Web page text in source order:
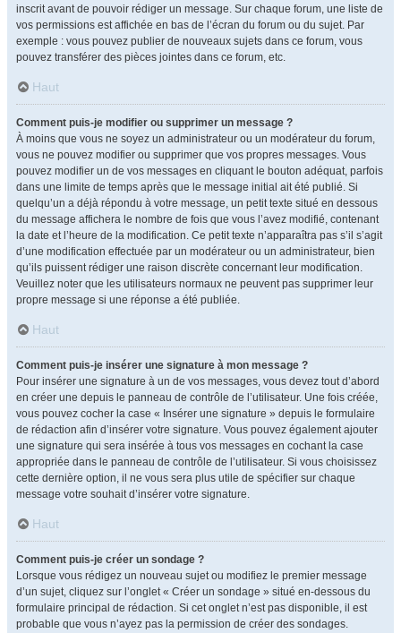
inscrit avant de pouvoir rédiger un message. Sur chaque forum, une liste de
vos permissions est affichée en bas de l’écran du forum ou du sujet. Par
exemple : vous pouvez publier de nouveaux sujets dans ce forum, vous
pouvez transférer des pièces jointes dans ce forum, etc.
Haut
Comment puis-je modifier ou supprimer un message ?
À moins que vous ne soyez un administrateur ou un modérateur du forum,
vous ne pouvez modifier ou supprimer que vos propres messages. Vous
pouvez modifier un de vos messages en cliquant le bouton adéquat, parfois
dans une limite de temps après que le message initial ait été publié. Si
quelqu’un a déjà répondu à votre message, un petit texte situé en dessous
du message affichera le nombre de fois que vous l’avez modifié, contenant
la date et l’heure de la modification. Ce petit texte n’apparaîtra pas s’il s’agit
d’une modification effectuée par un modérateur ou un administrateur, bien
qu’ils puissent rédiger une raison discrète concernant leur modification.
Veuillez noter que les utilisateurs normaux ne peuvent pas supprimer leur
propre message si une réponse a été publiée.
Haut
Comment puis-je insérer une signature à mon message ?
Pour insérer une signature à un de vos messages, vous devez tout d’abord
en créer une depuis le panneau de contrôle de l’utilisateur. Une fois créée,
vous pouvez cocher la case « Insérer une signature » depuis le formulaire
de rédaction afin d’insérer votre signature. Vous pouvez également ajouter
une signature qui sera insérée à tous vos messages en cochant la case
appropriée dans le panneau de contrôle de l’utilisateur. Si vous choisissez
cette dernière option, il ne vous sera plus utile de spécifier sur chaque
message votre souhait d’insérer votre signature.
Haut
Comment puis-je créer un sondage ?
Lorsque vous rédigez un nouveau sujet ou modifiez le premier message
d’un sujet, cliquez sur l’onglet « Créer un sondage » situé en-dessous du
formulaire principal de rédaction. Si cet onglet n’est pas disponible, il est
probable que vous n’ayez pas la permission de créer des sondages.